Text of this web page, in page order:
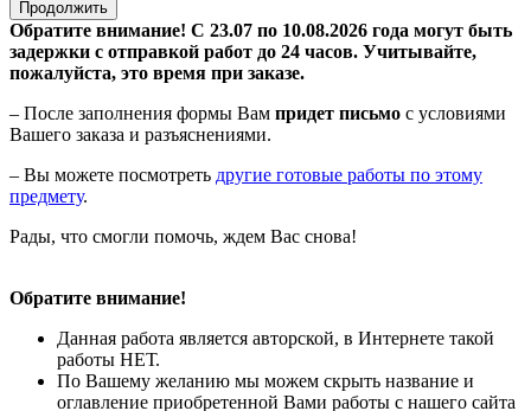
Продолжить
Обратите внимание! С 23.07 по 10.08.2026 года могут быть
задержки с отправкой работ до 24 часов. Учитывайте,
пожалуйста, это время при заказе.
– После заполнения формы Вам придет письмо с условиями
Вашего заказа и разъяснениями.
– Вы можете посмотреть другие готовые работы по этому
предмету.
Рады, что смогли помочь, ждем Вас снова!
Обратите внимание!
Данная работа является авторской, в Интернете такой
работы НЕТ.
По Вашему желанию мы можем скрыть название и
оглавление приобретенной Вами работы с нашего сайта